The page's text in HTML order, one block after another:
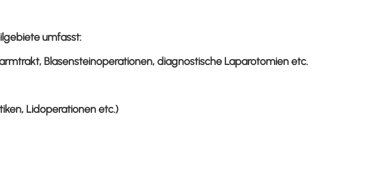
umfasst:
Blasensteinoperationen, diagnostische Laparotomien etc.
Lidoperationen etc.)